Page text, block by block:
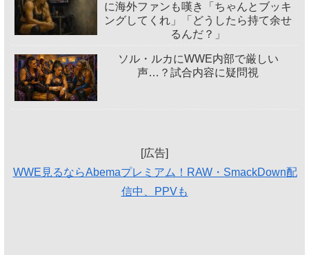
に海外ファンも嘆き「ちゃんとブッキ
ングしてくれ」「どうしたら持て余せ
るんだ？」
ソル・ルカにWWE内部で厳しい
声…？試合内容に疑問視
[広告]
WWE見るならAbemaプレミアム！RAW・SmackDown配
信中、PPVも